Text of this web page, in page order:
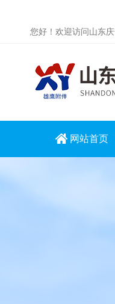
您好！欢迎访问山东
网站首页